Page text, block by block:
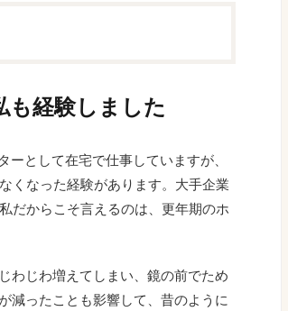
経験しました
として在宅で仕事していますが、
くなった経験があります。大手企業
だからこそ言えるのは、更年期のホ
わじわ増えてしまい、鏡の前でため
減ったことも影響して、昔のように